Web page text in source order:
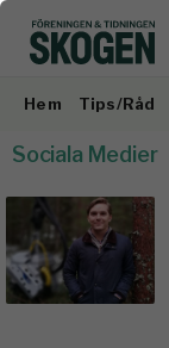
Hem Tips/Råd
Sociala Medier